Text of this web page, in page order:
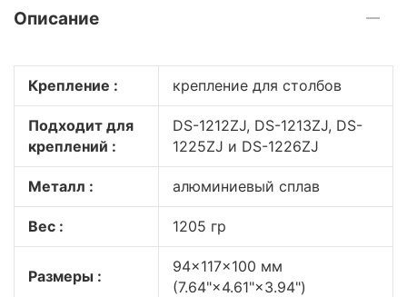
Описание
Крепление : крепление для столбов
Подходит для
креплений :
DS-1212ZJ, DS-1213ZJ, DS-
1225ZJ и DS-1226ZJ
Металл : алюминиевый сплав
Вес : 1205 гр
Размеры :
94×117×100 мм
(7.64"×4.61"×3.94")